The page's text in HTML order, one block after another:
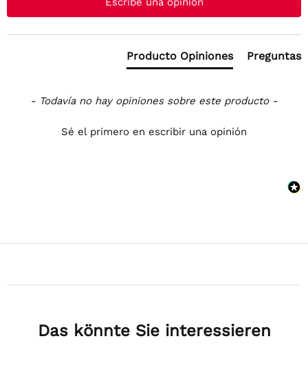
Producto Opiniones Preguntas
- Todavía no hay opiniones sobre este producto -
Sé el primero en escribir una opinión
Das könnte Sie interessieren